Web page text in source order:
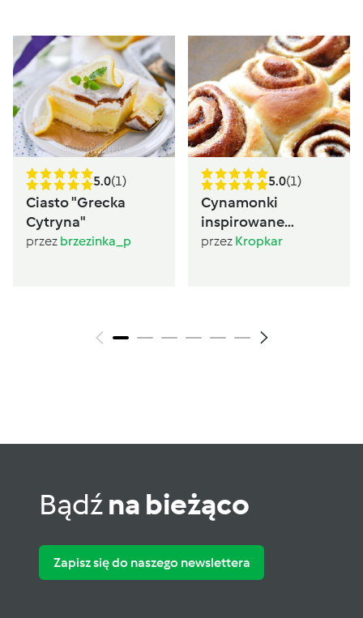
5.0(1)
Ciasto "Grecka
Cytryna"
przez brzezinka_p
5.0(1)
Cynamonki
inspirowane
Sugarlady
przez Kropkar
Bądźna bieżąco
Zapisz się do naszego newslettera